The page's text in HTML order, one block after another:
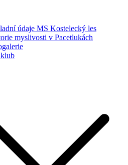
údaje MS Kostelecký les
myslivosti v Pacetlukách